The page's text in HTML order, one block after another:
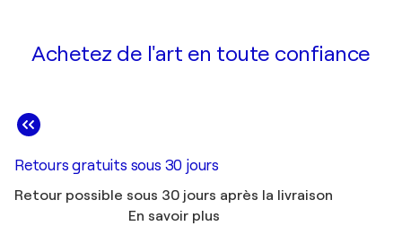
Achetez de l'art en toute confiance
Retours gratuits sous 30 jours
Retour possible sous 30 jours après la livraison
En savoir plus